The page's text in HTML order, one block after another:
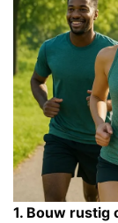
1. Bouw rustig